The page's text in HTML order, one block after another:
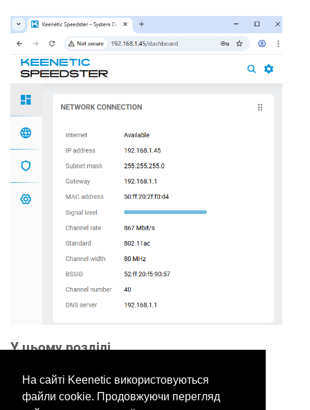
На сайті Keenetic використовуються
файли cookie. Продовжуючи перегляд
У цьому розділі